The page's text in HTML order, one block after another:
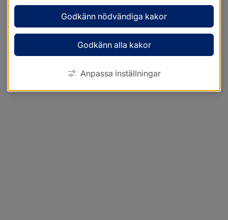
Godkänn nödvändiga kakor
Godkänn alla kakor
Anpassa inställningar